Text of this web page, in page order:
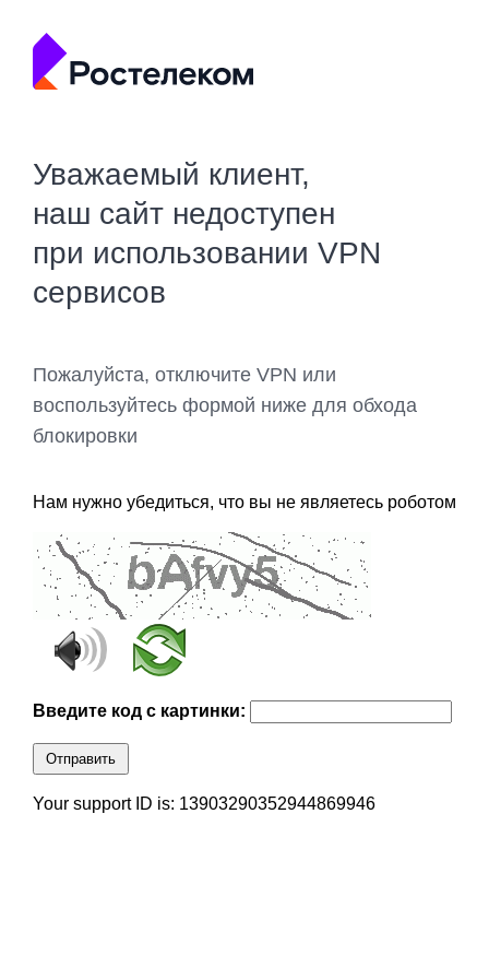
Уважаемый клиент,
наш сайт недоступен
при использовании VPN
сервисов
Пожалуйста, отключите VPN или
воспользуйтесь формой ниже для обхода
блокировки
Нам нужно убедиться, что вы не являетесь роботом
Введите код с картинки:
Отправить
Your support ID is: 13903290352944869946